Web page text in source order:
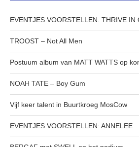
EVENTJES VOORSTELLEN: THRIVE IN
TROOST – Not All Men
Postuum album van MATT WATTS op
NOAH TATE – Boy Gum
Vijf keer talent in Buurtkroeg MosCow
EVENTJES VOORSTELLEN: ANNELEE